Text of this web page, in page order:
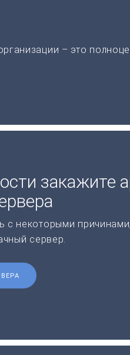
– это
закажите
с некоторыми
сервер.